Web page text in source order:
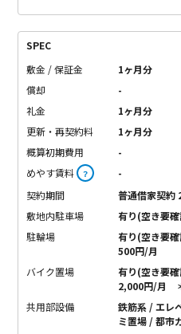
SPEC
敷金 / 保証金
1ヶ月分
償却
-
礼金
1ヶ月分
更新・再契約料
1ヶ月分
概算初期費用
-
めやす賃料 ？
-
契約期間
普通借家契約
敷地内駐車場
有り(空き要
駐輪場
有り(空き要
500円/月
バイク置場
有り(空き要
2,000円/月
共用部設備
鉄筋系 / エレ
ミ置場 / 都市